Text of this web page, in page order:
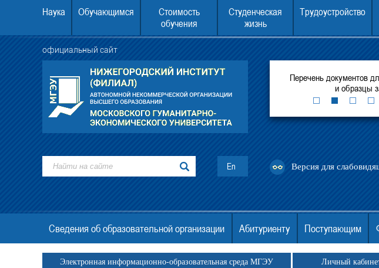
Наука Обучающимся
Стоимость
обучения
Студенческая
жизнь
Трудоустройство
официальный сайт
высшее образование
22.08.2026 в 10.00 состоится День открытых
Перечень документов
и образцы
En Версия для
Сведения об образовательной организации Абитуриенту Поступающим
Электронная информационно-образовательная среда МГЭУ Личный